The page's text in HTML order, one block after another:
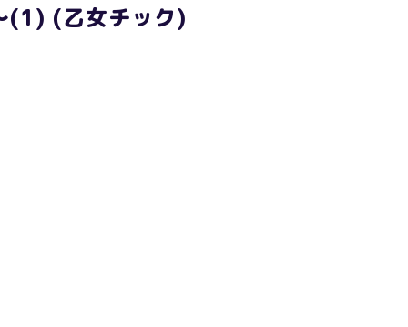
(1) (乙女チック)